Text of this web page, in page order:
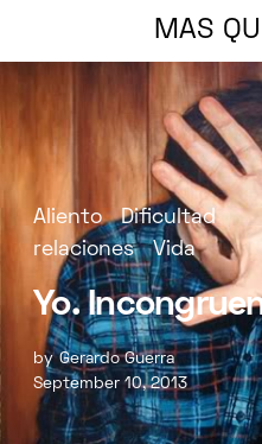
MAS
Aliento
Dificultad
relaciones
Vida
Yo.
by Gerardo Guerra
September 10, 2013